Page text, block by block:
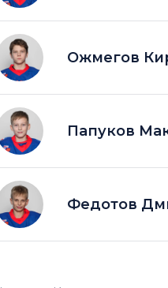
Ожмегов
Папуков
Федотов